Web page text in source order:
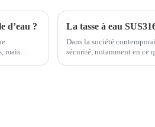
d’eau ?
mais
La tasse à eau
Dans la société
sécurité, notamment en ce